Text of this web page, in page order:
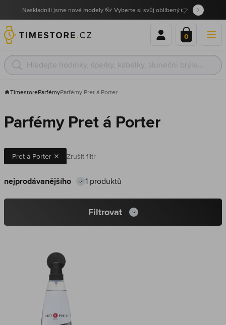
Naskladnili jsme nové modely 👓 Vyberte si svůj oblíbený 👉
0
TimestoreParfémyParfémy Pret á Porter
Parfémy Pret á Porter
Pret á Porter Zrušit filtr
1 produktů
Filtrovat